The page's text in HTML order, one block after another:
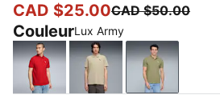
CAD $25.00CAD $50.00
CouleurLux Army
For All Time RedPebble GrayLux Army